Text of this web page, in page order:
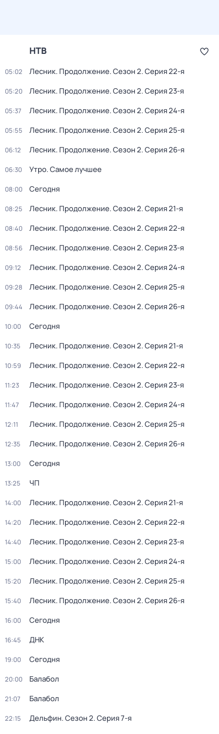
НТВ
05:02 Лесник. Продолжение. Сезон 2. Серия 22-я
05:20 Лесник. Продолжение. Сезон 2. Серия 23-я
05:37 Лесник. Продолжение. Сезон 2. Серия 24-я
05:55 Лесник. Продолжение. Сезон 2. Серия 25-я
06:12 Лесник. Продолжение. Сезон 2. Серия 26-я
06:30 Утро. Самое лучшее
08:00 Сегодня
08:25 Лесник. Продолжение. Сезон 2. Серия 21-я
08:40 Лесник. Продолжение. Сезон 2. Серия 22-я
08:56 Лесник. Продолжение. Сезон 2. Серия 23-я
09:12 Лесник. Продолжение. Сезон 2. Серия 24-я
09:28 Лесник. Продолжение. Сезон 2. Серия 25-я
09:44 Лесник. Продолжение. Сезон 2. Серия 26-я
10:00 Сегодня
10:35 Лесник. Продолжение. Сезон 2. Серия 21-я
10:59 Лесник. Продолжение. Сезон 2. Серия 22-я
11:23 Лесник. Продолжение. Сезон 2. Серия 23-я
11:47 Лесник. Продолжение. Сезон 2. Серия 24-я
12:11 Лесник. Продолжение. Сезон 2. Серия 25-я
12:35 Лесник. Продолжение. Сезон 2. Серия 26-я
13:00 Сегодня
13:25 ЧП
14:00 Лесник. Продолжение. Сезон 2. Серия 21-я
14:20 Лесник. Продолжение. Сезон 2. Серия 22-я
14:40 Лесник. Продолжение. Сезон 2. Серия 23-я
15:00 Лесник. Продолжение. Сезон 2. Серия 24-я
15:20 Лесник. Продолжение. Сезон 2. Серия 25-я
15:40 Лесник. Продолжение. Сезон 2. Серия 26-я
16:00 Сегодня
16:45 ДНК
19:00 Сегодня
20:00 Балабол
21:07 Балабол
22:15 Дельфин. Сезон 2. Серия 7-я